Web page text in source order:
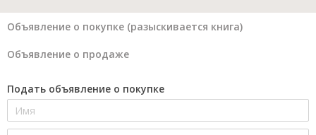
Объявление о покупке (разыскивается книга)
Объявление о продаже
Подать объявление о покупке